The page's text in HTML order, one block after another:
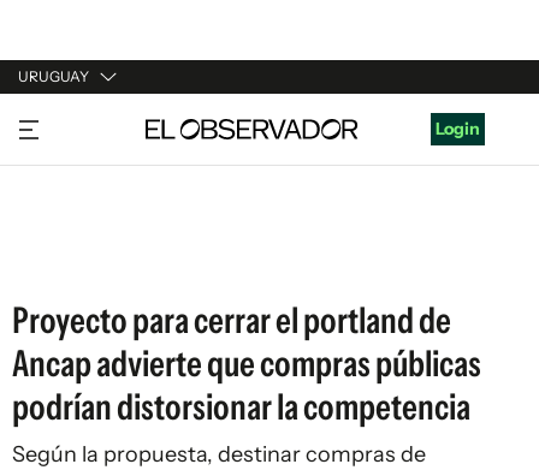
URUGUAY
URUGUAY
ARGENTINA
Login
Proyecto para cerrar el portland de
Ancap advierte que compras públicas
podrían distorsionar la competencia
Según la propuesta, destinar compras de